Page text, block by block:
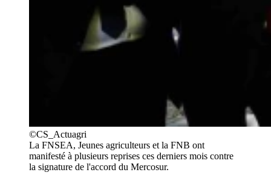
©CS_Actuagri
La FNSEA, Jeunes agriculteurs et la FNB ont
manifesté à plusieurs reprises ces derniers mois contre
la signature de l'accord du Mercosur.